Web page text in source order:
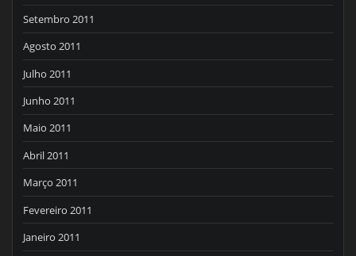
Setembro 2011
Agosto 2011
Julho 2011
Junho 2011
Maio 2011
Abril 2011
Março 2011
Fevereiro 2011
Janeiro 2011